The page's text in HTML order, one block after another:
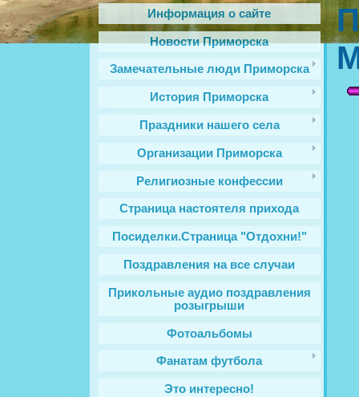
Информация о сайте
Новости Приморска
Замечательные люди Приморска
История Приморска
Праздники нашего села
Организации Приморска
Религиозные конфессии
Cтраница настоятеля прихода
Посиделки.Страница "Отдохни!"
Поздравления на все случаи
Прикольные аудио поздравления
розыгрыши
Фотоальбомы
Фанатам футбола
Это интересно!